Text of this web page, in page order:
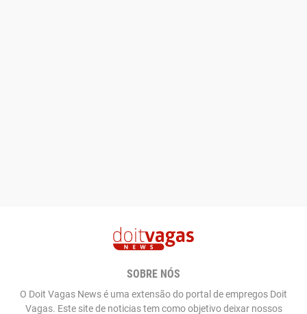
SOBRE NÓS
O Doit Vagas News é uma extensão do portal de empregos Doit
Vagas. Este site de noticias tem como objetivo deixar nossos